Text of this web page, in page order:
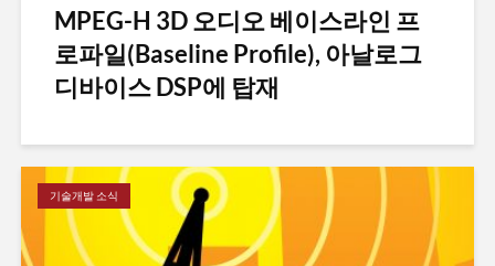
MPEG-H 3D 오디오 베이스라인 프
로파일(Baseline Profile), 아날로그
디바이스 DSP에 탑재
기술개발 소식